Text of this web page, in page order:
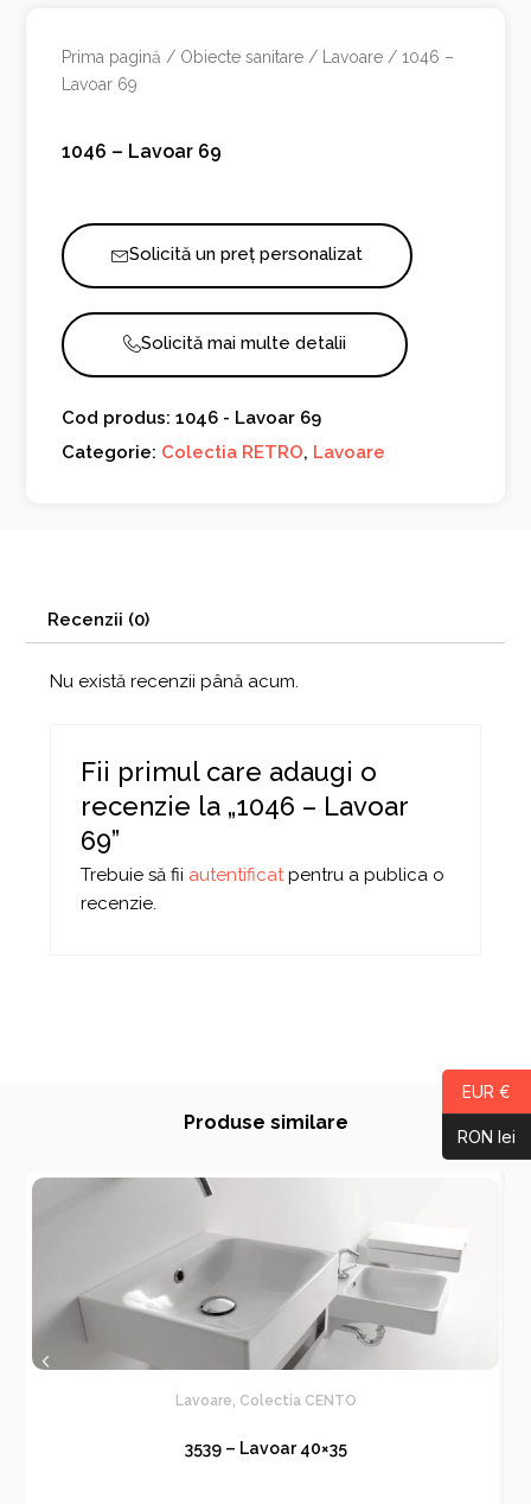
Prima pagină / Obiecte sanitare / Lavoare / 1046 –
Lavoar 69
1046 – Lavoar 69
Solicită un preț personalizat
Solicită mai multe detalii
Cod produs: 1046 - Lavoar 69
Categorie: Colectia RETRO, Lavoare
Recenzii (0)
Nu există recenzii până acum.
Fii primul care adaugi o
recenzie la „1046 – Lavoar
69”
Trebuie să fii autentificatpentru a publica o
recenzie.
Produse similare
Lavoare Colectia CENTO
3539 – Lavoar 40×35
EUR €
RON lei